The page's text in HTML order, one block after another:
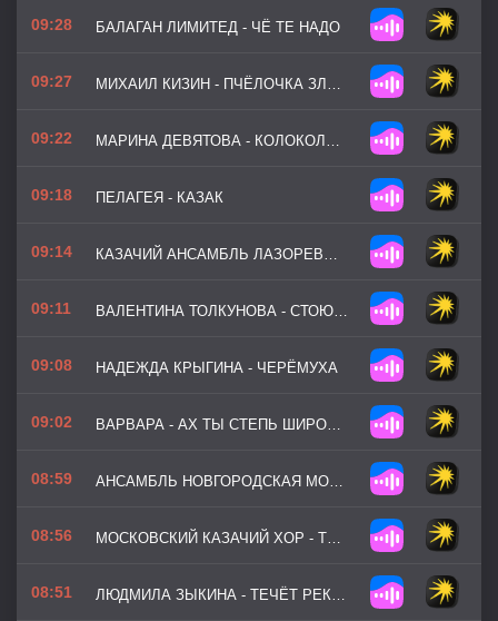
09:28 БАЛАГАН ЛИМИТЕД - ЧЁ ТЕ НАДО
09:27 МИХАИЛ КИЗИН - ПЧЁЛОЧКА ЗЛАТАЯ
09:22 МАРИНА ДЕВЯТОВА - КОЛОКОЛЬЧИК
09:18 ПЕЛАГЕЯ - КАЗАК
09:14 КАЗАЧИЙ АНСАМБЛЬ ЛАЗОРЕВЫЙ ЦВЕТОК - СО БАЛТИЙСКОГО ВОЗМОРЬЯ
09:11 ВАЛЕНТИНА ТОЛКУНОВА - СТОЮ НА ПОЛУСТАНОЧКЕ
09:08 НАДЕЖДА КРЫГИНА - ЧЕРЁМУХА
09:02 ВАРВАРА - АХ ТЫ СТЕПЬ ШИРОКАЯ
08:59 АНСАМБЛЬ НОВГОРОДСКАЯ МОЗАИКА - ТЫ НЕ СПРАШИВАЙ
08:56 МОСКОВСКИЙ КАЗАЧИЙ ХОР - ТЫ ПРОСТИ МЕНЯ РОДНАЯ
08:51 ЛЮДМИЛА ЗЫКИНА - ТЕЧЁТ PЕКА ВОЛГА